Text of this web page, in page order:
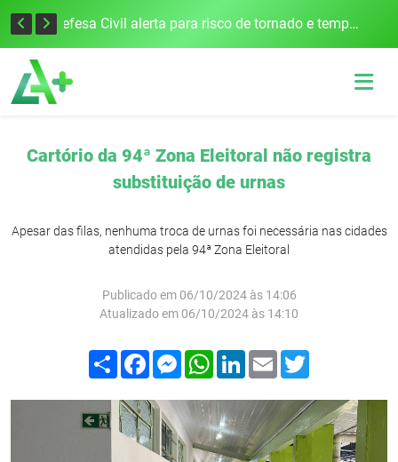
Justiça Eleitoral intensifica preparativos e faz alertas para as Eleições 2026 na 94ª Zona Eleitoral Defesa Civil alerta para risco de tornado e tempestades severas no RS entre esta quinta e sexta-feira
Cartório da 94ª Zona Eleitoral não registra
substituição de urnas
Apesar das filas, nenhuma troca de urnas foi necessária nas cidades
atendidas pela 94ª Zona Eleitoral
Publicado em 06/10/2024 às 14:06
Atualizado em 06/10/2024 às 14:10
Compartilhar
FacebookMessenger
WhatsApp
LinkedIn
Email